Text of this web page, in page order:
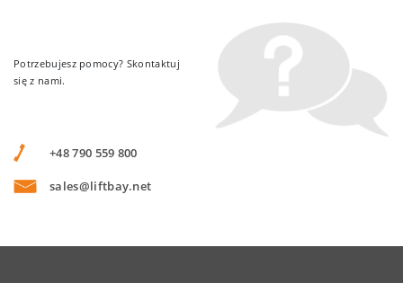
Potrzebujesz pomocy? Skontaktuj
się z nami.
+48 790 559 800
sales@liftbay.net